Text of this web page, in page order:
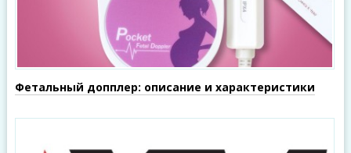
Фетальный допплер: описание и характеристики